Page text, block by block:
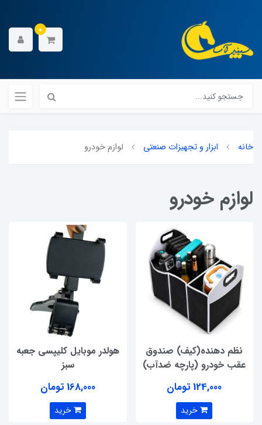
0
خانه ابزار و تجهیزات صنعتی لوازم خودرو
لوازم خودرو
نظم دهنده(کیف) صندوق
عقب خودرو (پارچه ضدآب)
124,000 تومان
خرید
هولدر موبایل کلیپسی جعبه
سبز
168,000 تومان
خرید